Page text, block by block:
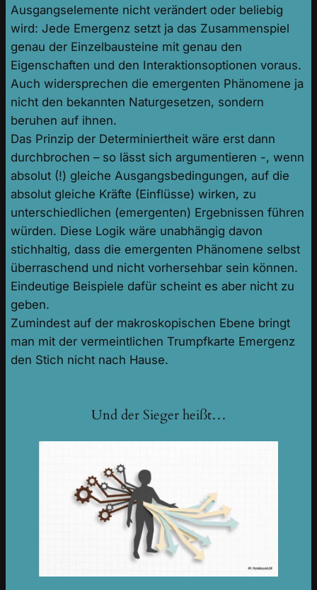
Ausgangselemente nicht verändert oder beliebig
wird: Jede Emergenz setzt ja das Zusammenspiel
genau der Einzelbausteine mit genau den
Eigenschaften und den Interaktionsoptionen voraus.
Auch widersprechen die emergenten Phänomene ja
nicht den bekannten Naturgesetzen, sondern
beruhen auf ihnen.
Das Prinzip der Determiniertheit wäre erst dann
durchbrochen – so lässt sich argumentieren -, wenn
absolut (!) gleiche Ausgangsbedingungen, auf die
absolut gleiche Kräfte (Einflüsse) wirken, zu
unterschiedlichen (emergenten) Ergebnissen führen
würden. Diese Logik wäre unabhängig davon
stichhaltig, dass die emergenten Phänomene selbst
überraschend und nicht vorhersehbar sein können.
Eindeutige Beispiele dafür scheint es aber nicht zu
geben.
Zumindest auf der makroskopischen Ebene bringt
man mit der vermeintlichen Trumpfkarte Emergenz
den Stich nicht nach Hause.
Und der Sieger heißt…